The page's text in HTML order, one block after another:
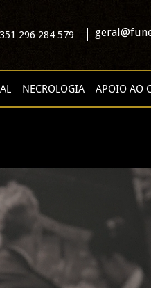
296 284 579
NECROLOGIA APOIO AO